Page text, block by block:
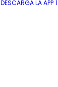
DESCARGA LA APP